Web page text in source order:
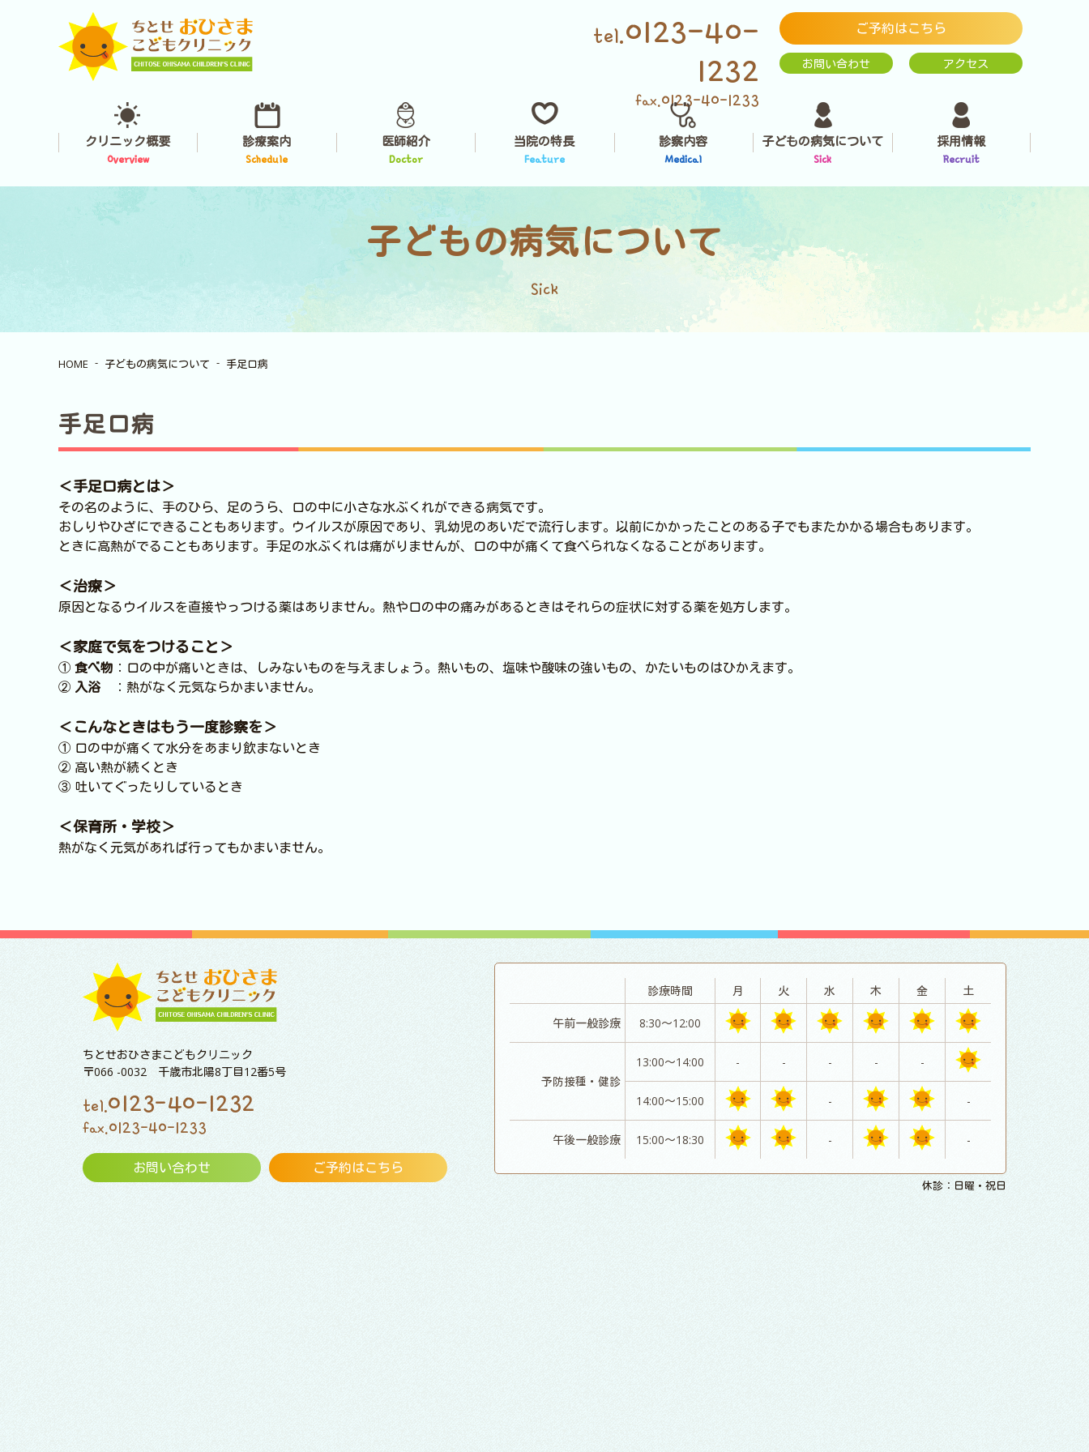
tel.0123-40-
1232
fax.0123-40-1233
ご予約はこちら
お問い合わせ アクセス
クリニック概要
Overview
診療案内
Schedule
医師紹介
Doctor
当院の特長
Feature
診察内容
Medical
子どもの病気について
Sick
採用情報
Recruit
子どもの病気について
Sick
HOME 子どもの病気について 手足口病
手足口病
＜手足口病とは＞
その名のように、手のひら、足のうら、口の中に小さな水ぶくれができる病気です。
おしりやひざにできることもあります。ウイルスが原因であり、乳幼児のあいだで流行します。以前にかかったことのある子でもまたかかる場合もあります。
ときに高熱がでることもあります。手足の水ぶくれは痛がりませんが、口の中が痛くて食べられなくなることがあります。
＜治療＞
原因となるウイルスを直接やっつける薬はありません。熱や口の中の痛みがあるときはそれらの症状に対する薬を処方します。
＜家庭で気をつけること＞
① 食べ物 ：口の中が痛いときは、しみないものを与えましょう。熱いもの、塩味や酸味の強いもの、かたいものはひかえます。
② 入浴 ：熱がなく元気ならかまいません。
＜こんなときはもう一度診察を＞
① 口の中が痛くて水分をあまり飲まないとき
② 高い熱が続くとき
③ 吐いてぐったりしているとき
＜保育所・学校＞
熱がなく元気があれば行ってもかまいません。
ちとせおひさまこどもクリニック
〒066 -0032 千歳市北陽8丁目12番5号
tel.0123-40-1232
fax.0123-40-1233
お問い合わせ ご予約はこちら
診療時間 月 火 水 木 金 土
午前一般診療 8:30～12:00
予防接種・健診
13:00～14:00 - - - - -
14:00～15:00 - -
午後一般診療 15:00～18:30 - -
休診：日曜・祝日